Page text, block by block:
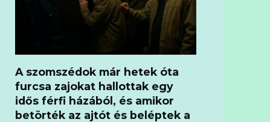
A szomszédok már hetek óta
furcsa zajokat hallottak egy
idős férfi házából, és amikor
betörték az ajtót és beléptek a